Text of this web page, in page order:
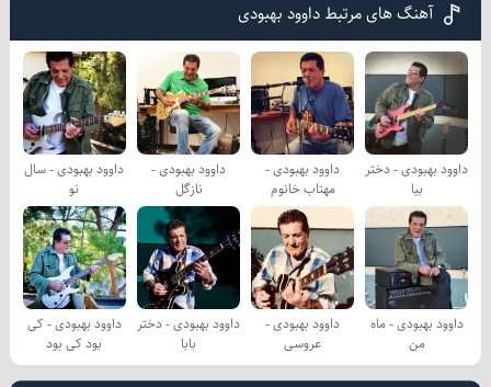
آهنگ های مرتبط داوود بهبودی
داوود بهبودی - دختر
بیا
داوود بهبودی -
مهتاب خانوم
داوود بهبودی -
نازگل
داوود بهبودی - سال
نو
داوود بهبودی - ماه
من
داوود بهبودی -
عروسی
داوود بهبودی - دختر
بابا
داوود بهبودی - کی
بود کی بود